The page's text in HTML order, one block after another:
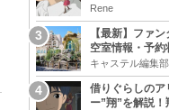
キャラまとめ！
Rene
【最新】ファ
空室情報・予約
キャステル編集部
借りぐらしのア
ー”翔”を解説